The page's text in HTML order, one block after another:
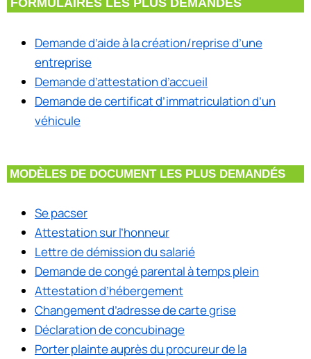
Demande d’aide à la création/reprise d’une
entreprise
Demande d’attestation d’accueil
Demande de certificat d’immatriculation d’un
véhicule
MODÈLES DE DOCUMENT LES PLUS DEMANDÉS
Se pacser
Attestation sur l’honneur
Lettre de démission du salarié
Demande de congé parental à temps plein
Attestation d’hébergement
Changement d’adresse de carte grise
Déclaration de concubinage
Porter plainte auprès du procureur de la